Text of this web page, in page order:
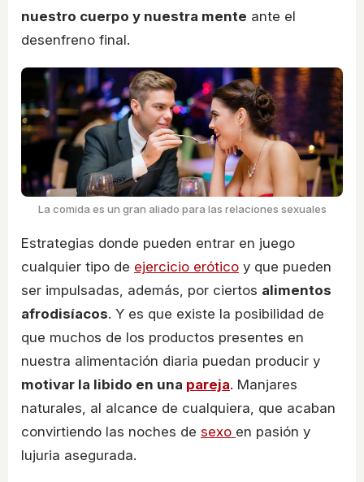
nuestro cuerpo y nuestra mente ante el
desenfreno final.
La comida es un gran aliado para las relaciones sexuales
Estrategias donde pueden entrar en juego
cualquier tipo de ejercicio erótico y que pueden
ser impulsadas, además, por ciertos alimentos
afrodisíacos. Y es que existe la posibilidad de
que muchos de los productos presentes en
nuestra alimentación diaria puedan producir y
motivar la libido en una pareja. Manjares
naturales, al alcance de cualquiera, que acaban
convirtiendo las noches de sexo en pasión y
lujuria asegurada.